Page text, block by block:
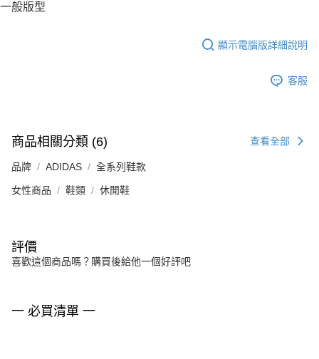
一般版型
顯示電腦版詳細說明
客服
商品相關分類 (6) 查看全部
品牌 ADIDAS 全系列鞋款
女性商品 鞋類 休閒鞋
評價
喜歡這個商品嗎？購買後給他一個好評吧
一 必買清單 一